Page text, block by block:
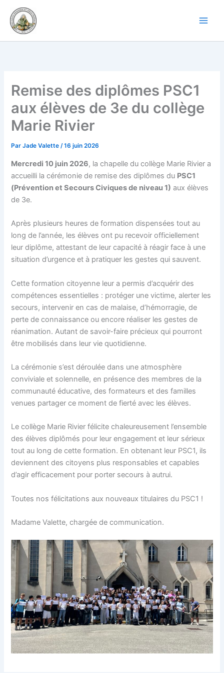
contenu
Remise des diplômes PSC1
aux élèves de 3e du collège
Marie Rivier
ParJade Valette/16 juin 2026
Mercredi 10 juin 2026, la chapelle du collège Marie Rivier a
accueilli la cérémonie de remise des diplômes du PSC1
(Prévention et Secours Civiques de niveau 1) aux élèves
de 3e.
Après plusieurs heures de formation dispensées tout au
long de l’année, les élèves ont pu recevoir officiellement
leur diplôme, attestant de leur capacité à réagir face à une
situation d’urgence et à pratiquer les gestes qui sauvent.
Cette formation citoyenne leur a permis d’acquérir des
compétences essentielles : protéger une victime, alerter les
secours, intervenir en cas de malaise, d’hémorragie, de
perte de connaissance ou encore réaliser les gestes de
réanimation. Autant de savoir-faire précieux qui pourront
être mobilisés dans leur vie quotidienne.
La cérémonie s’est déroulée dans une atmosphère
conviviale et solennelle, en présence des membres de la
communauté éducative, des formateurs et des familles
venues partager ce moment de fierté avec les élèves.
Le collège Marie Rivier félicite chaleureusement l’ensemble
des élèves diplômés pour leur engagement et leur sérieux
tout au long de cette formation. En obtenant leur PSC1, ils
deviennent des citoyens plus responsables et capables
d’agir efficacement pour porter secours à autrui.
Toutes nos félicitations aux nouveaux titulaires du PSC1 !
Madame Valette, chargée de communication.